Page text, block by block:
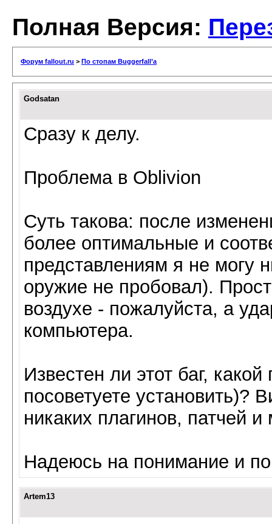
Полная Версия:
Форум fallout.ru > По стопам Buggerfall’а
Godsatan
Сразу к делу.
Проблема в Oblivion
Суть такова: после
более оптимальные и
представлениям я не могу
оружие не пробовал).
воздухе - пожалуйста, а
компьютера.
Известен ли этот баг,
посоветуете установить)?
никаких плагинов, патчей
Надеюсь на понимание и
Artem13